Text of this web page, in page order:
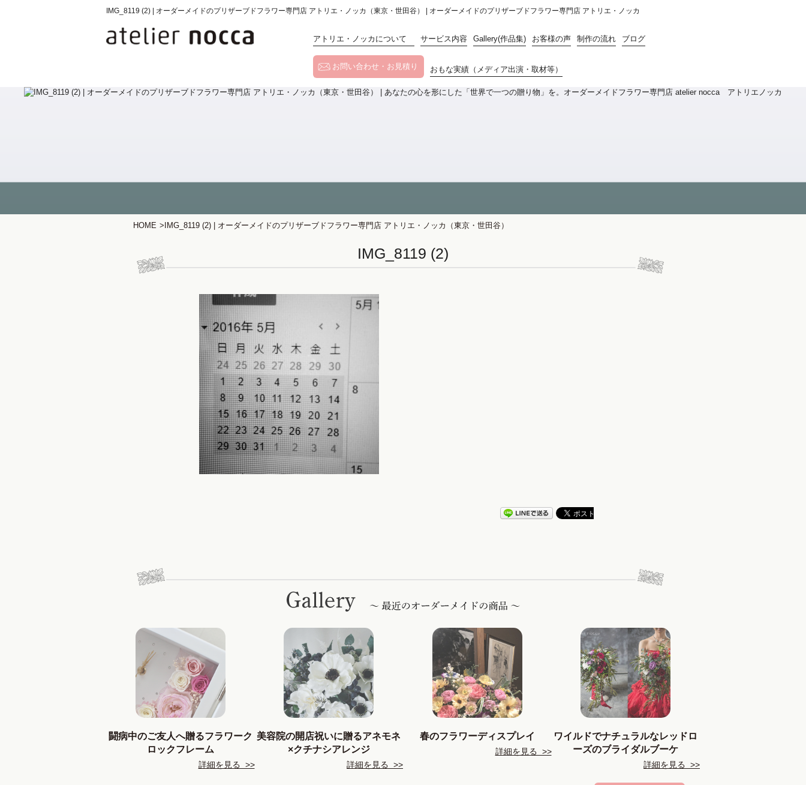
IMG_8119 (2) | オーダーメイドのプリザーブドフラワー専門店 アトリエ・ノッカ（東京・世田谷） | オーダーメイドのプリザーブドフラワー専門店 アトリエ・ノッカ
アトリエ・ノッカについて サービス内容 Gallery(作品集) お客様の声 制作の流れ ブログ
お問い合わせ・お見積り おもな実績（メディア出演・取材等）
HOME > IMG_8119 (2) | オーダーメイドのプリザーブドフラワー専門店 アトリエ・ノッカ（東京・世田谷）
IMG_8119 (2)
闘病中のご友人へ贈るフラワーク
ロックフレーム
詳細を見る >>
美容院の開店祝いに贈るアネモネ
×クチナシアレンジ
詳細を見る >>
春のフラワーディスプレイ
詳細を見る >>
ワイルドでナチュラルなレッドロ
ーズのブライダルブーケ
詳細を見る >>